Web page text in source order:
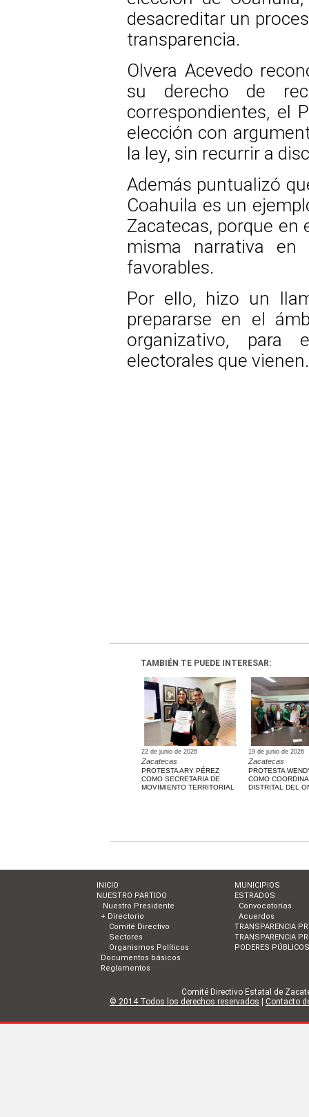
desacreditar un
transparencia.
Olvera Acevedo
su derecho de
correspondientes, el
elección con
la ley, sin recurrir a
Además puntualizó
Coahuila es un
Zacatecas, porque
misma narrativa
favorables.
Por ello, hizo un
prepararse en el
organizativo,
electorales que vienen.
TAMBIÉN TE PUEDE INTERESAR:
22 de junio de 2026
Zacatecas
PROTESTA ARY PÉREZ
COMO SECRETARIA DE
MOVIMIENTO TERRITORIAL
19 de junio de 2026
Zacatecas
PROTESTA
COMO
DISTRITAL DEL
INICIO
NUESTRO PARTIDO
Nuestro Presidente
+ Directorio
Comité Directivo
Sectores
Organismos Políticos
Documentos básicos
Reglamentos
MUNICIPIOS
ESTRADOS
Convocatorias
Acuerdos
TRANSPARENCIA
TRANSPARENCIA
PODERES PÚBLICOS
Comité Directivo Estatal de
© 2014 Todos los derechos reservados | Contacto